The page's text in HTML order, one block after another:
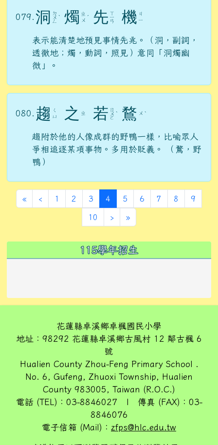
079. 洞 ㄉ
ㄨ
ㄥ
ˋ 燭 ㄓ
ㄨ ˊ 先 ㄒ
ㄧ
ㄢ 機 ㄐ
ㄧ
表示能清楚地預見事情先兆。（洞，副詞，
透徹地；燭，動詞，照見）意同「洞燭幽
微」。
080. 趨
ㄑ
ㄩ
之 ㄓ 若 ㄖ
ㄨ
ㄛ
ˋ 鶩 ㄨ ˋ
趨附於他的人像成群的野鴨一樣，比喻眾人
爭相追逐某項事物。多用於貶義。 （鶩，野
鴨）
«第一頁
‹ 上一頁
1 2 3 4 (目前頁次)
5 6 7 8 9
10 ›下一頁
»最後頁
115學年招生
花蓮縣卓溪鄉卓楓國民小學
地址：98292 花蓮縣卓溪鄉古風村 12 鄰古楓 6
號
Hualien County Zhou-Feng Primary School .
No. 6, Gufeng, Zhuoxi Township, Hualien
County 983005, Taiwan (R.O.C.)
電話 (TEL)：03-8846027 | 傳真 (FAX)：03-
8846076
電子信箱 (Mail)： zfps@hlc.edu.tw